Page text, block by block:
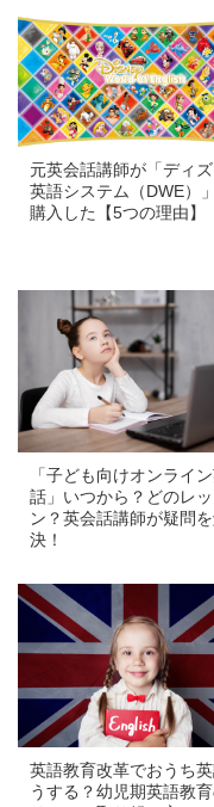
元英会話講師が「ディ
英語システム（DWE）
購入した【5つの理由】
「子ども向けオンライ
話」いつから？どのレッ
ン？英会話講師が疑問
決！
英語教育改革でおうち
うする？幼児期英語教